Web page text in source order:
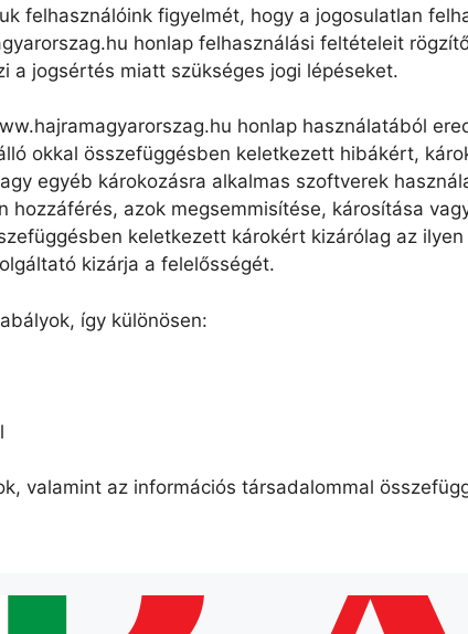
felhasználóink figyelmét, hogy a jogosulatlan
honlap felhasználási feltételeit
a jogsértés miatt szükséges jogi lépéseket.
honlap használatából
okkal összefüggésben keletkezett hibákért,
egyéb károkozásra alkalmas szoftverek
azok megsemmisítése, károsítása
keletkezett károkért kizárólag az
kizárja a felelősségét.
így különösen:
valamint az információs társadalommal